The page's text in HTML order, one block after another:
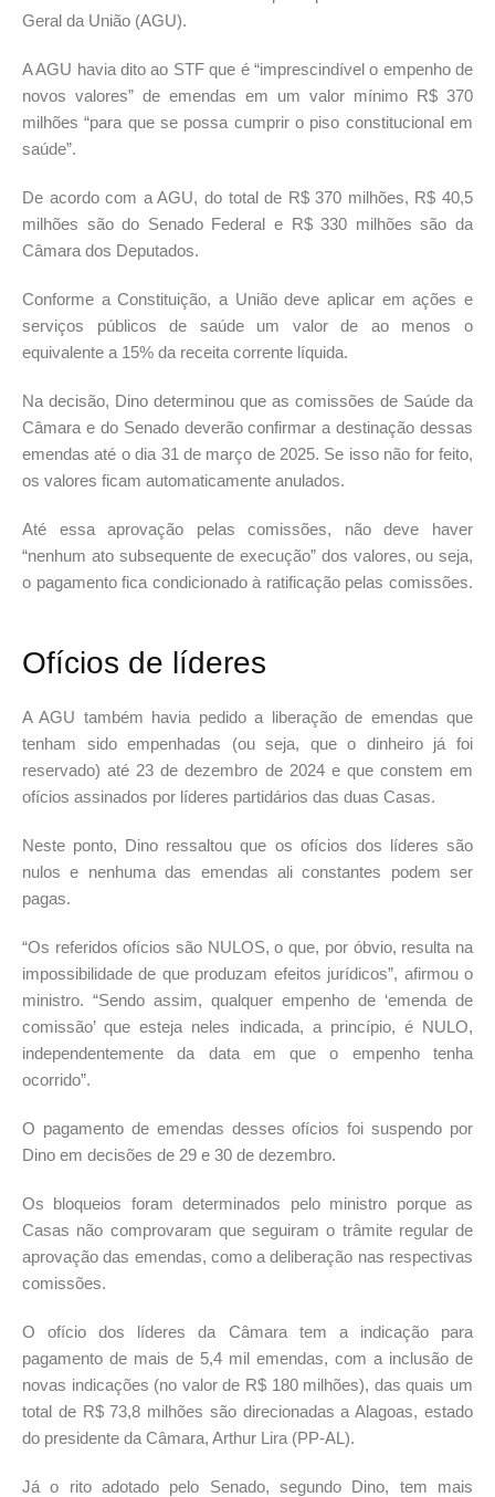
Geral da União (AGU).
A AGU havia dito ao STF que é “imprescindível o empenho de
novos valores” de emendas em um valor mínimo R$ 370
milhões “para que se possa cumprir o piso constitucional em
saúde”.
De acordo com a AGU, do total de R$ 370 milhões, R$ 40,5
milhões são do Senado Federal e R$ 330 milhões são da
Câmara dos Deputados.
Conforme a Constituição, a União deve aplicar em ações e
serviços públicos de saúde um valor de ao menos o
equivalente a 15% da receita corrente líquida.
Na decisão, Dino determinou que as comissões de Saúde da
Câmara e do Senado deverão confirmar a destinação dessas
emendas até o dia 31 de março de 2025. Se isso não for feito,
os valores ficam automaticamente anulados.
Até essa aprovação pelas comissões, não deve haver
“nenhum ato subsequente de execução” dos valores, ou seja,
o pagamento fica condicionado à ratificação pelas comissões.
Ofícios de líderes
A AGU também havia pedido a liberação de emendas que
tenham sido empenhadas (ou seja, que o dinheiro já foi
reservado) até 23 de dezembro de 2024 e que constem em
ofícios assinados por líderes partidários das duas Casas.
Neste ponto, Dino ressaltou que os ofícios dos líderes são
nulos e nenhuma das emendas ali constantes podem ser
pagas.
“Os referidos ofícios são NULOS, o que, por óbvio, resulta na
impossibilidade de que produzam efeitos jurídicos”, afirmou o
ministro. “Sendo assim, qualquer empenho de ‘emenda de
comissão’ que esteja neles indicada, a princípio, é NULO,
independentemente da data em que o empenho tenha
ocorrido”.
O pagamento de emendas desses ofícios foi suspendo por
Dino em decisões de 29 e 30 de dezembro.
Os bloqueios foram determinados pelo ministro porque as
Casas não comprovaram que seguiram o trâmite regular de
aprovação das emendas, como a deliberação nas respectivas
comissões.
O ofício dos líderes da Câmara tem a indicação para
pagamento de mais de 5,4 mil emendas, com a inclusão de
novas indicações (no valor de R$ 180 milhões), das quais um
total de R$ 73,8 milhões são direcionadas a Alagoas, estado
do presidente da Câmara, Arthur Lira (PP-AL).
Já o rito adotado pelo Senado, segundo Dino, tem mais